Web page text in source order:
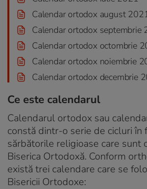
Calendar ortodox august
Calendar ortodox septembrie
Calendar ortodox octombrie
Calendar ortodox noiembrie
Calendar ortodox decembrie
Ce este calendarul
Calendarul ortodox sau
constă dintr-o serie de cicluri în
sărbătorile religioase care sunt
Biserica Ortodoxă. Conform
există trei calendare care se
Bisericii Ortodoxe: